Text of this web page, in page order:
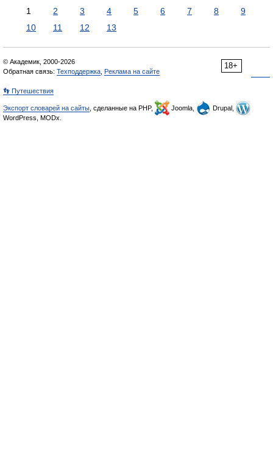
1 2 3 4 5 6 7 8
9
10
11 12 13
18+
© Академик, 2000-2026
Обратная связь: Техподдержка Реклама на сайте
👣 Путешествия
Экспорт словарей на сайты , сделанные на PHP, Joomla,
Drupal,
WordPress, MODx.